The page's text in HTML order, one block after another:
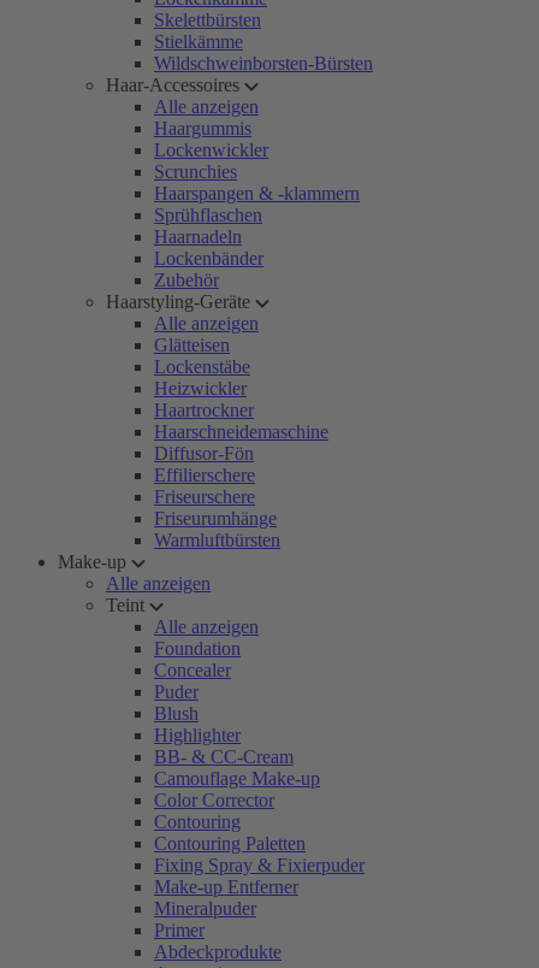
Skelettbürsten
Stielkämme
Wildschweinborsten-Bürsten
Haar-Accessoires
Alle anzeigen
Haargummis
Lockenwickler
Scrunchies
Haarspangen & -klammern
Sprühflaschen
Haarnadeln
Lockenbänder
Zubehör
Haarstyling-Geräte
Alle anzeigen
Glätteisen
Lockenstäbe
Heizwickler
Haartrockner
Haarschneidemaschine
Diffusor-Fön
Effilierschere
Friseurschere
Friseurumhänge
Warmluftbürsten
Make-up
Alle anzeigen
Teint
Alle anzeigen
Foundation
Concealer
Puder
Blush
Highlighter
BB- & CC-Cream
Camouflage Make-up
Color Corrector
Contouring
Contouring Paletten
Fixing Spray & Fixierpuder
Make-up Entferner
Mineralpuder
Primer
Abdeckprodukte